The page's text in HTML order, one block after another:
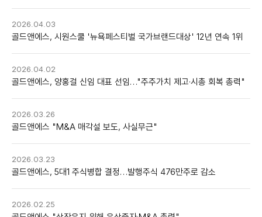
골드앤에스, 시원스쿨 '뉴욕페스티벌 국가브랜드대상' 12년 연속 1위
2026.04.03
골드앤에스, 양홍걸 신임 대표 선임…"주주가치 제고·시총 회복 총력"
2026.04.02
골드앤에스 "M&A 매각설 보도, 사실무근"
2026.03.26
골드앤에스, 5대1 주식병합 결정…발행주식 476만주로 감소
2026.03.23
2026.02.25